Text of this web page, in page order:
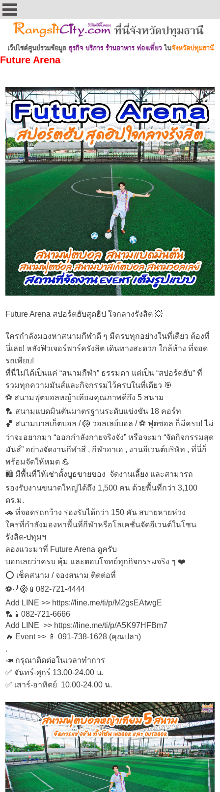
Future Arena
Future Arena สปอร์ตฮับสุดฮิป ใจกลางรังสิต 💥
ใครกำลังมองหาสนามกีฬาดี ๆ มีครบทุกอย่างในที่เดียว ต้องที่
นี่เลย! หลังฟิวเจอร์พาร์ครังสิต เดินทางสะดวก ใกล้ห้าง ที่จอด
รถเพียบ!
ที่นี่ไม่ได้เป็นแค่ “สนามกีฬา” ธรรมดา แต่เป็น “สปอร์ตฮับ” ที่
รวมทุกความมันส์และกิจกรรมไว้ครบในที่เดียว 🎯
⚽️ สนามฟุตบอลหญ้าเทียมคุณภาพดีถึง 5 สนาม
🏸 สนามแบดมินตันมาตรฐานระดับแข่งขัน 18 คอร์ท
🏀 สนามบาสเก็ตบอล / 🏐 วอลเลย์บอล / ⚽️ ฟุตซอล ก็มีครบ! ไม่
ว่าจะอยากมา “ออกกำลังกายจริงจัง” หรือจะมา “จัดกิจกรรมสุด
มันส์” อย่างจัดงานกีฬาสี , กีฬาฮาเฮ , งานอีเวนต์บริษัท , ที่นี่ก็
พร้อมจัดให้หมด 💪
🛍️ มีพื้นที่ให้เช่าตั้งบูธขายของ จัดงานเลี้ยง และสามารถ
รองรับงานขนาดใหญ่ได้ถึง 1,500 คน ด้วยพื้นที่กว่า 3,100
ตร.ม.
🚗 ที่จอดรถกว้าง รองรับได้กว่า 150 คัน สบายหายห่วง
ใครที่กำลังมองหาพื้นที่กีฬาหรือโลเคชั่นจัดอีเวนต์ในโซน
รังสิต-ปทุมฯ
ลองแวะมาที่ Future Arena ดูครับ
บอกเลยว่าครบ คุ้ม และตอบโจทย์ทุกกิจกรรมจริง ๆ ❤️
⭕️ เช็คสนาม / จองสนาม ติดต่อที่
⚽🏀🏐📱082-721-4444
Add LINE >> https://line.me/ti/p/M2gsEAtwgE
🏸📱082-721-6666
Add LINE >> https://line.me/ti/p/A5K97HFBm7
🔥 Event >> 📱 091-738-1628 (คุณปลา)
.
📣 กรุณาติดต่อในเวลาทำการ
✅ จันทร์-ศุกร์ 13.00-24.00 น.
✅ เสาร์-อาทิตย์ 10.00-24.00 น.